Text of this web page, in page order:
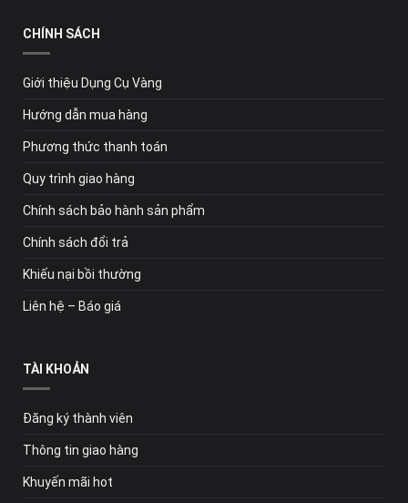
CHÍNH SÁCH
Giới thiệu Dụng Cụ Vàng
Hướng dẫn mua hàng
Phương thức thanh toán
Quy trình giao hàng
Chính sách bảo hành sản phẩm
Chính sách đổi trả
Khiếu nại bồi thường
Liên hệ – Báo giá
TÀI KHOẢN
Đăng ký thành viên
Thông tin giao hàng
Khuyến mãi hot